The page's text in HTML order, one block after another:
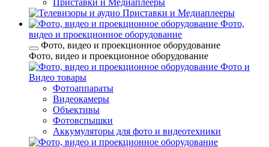
Приставки и Медиаплееры
Приставки и Медиаплееры
Фото,
видео и проекционное оборудование
Фото, видео и проекционное оборудование
Фото, видео и проекционное оборудование
Фото и
Видео товары
Фотоаппараты
Видеокамеры
Объективы
Фотовспышки
Аккумуляторы для фото и видеотехники